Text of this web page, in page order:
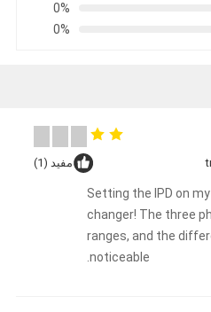
0%
0%
مفيد (1)
"Setting the IPD on
changer! The three
ranges, and the
noticeable.